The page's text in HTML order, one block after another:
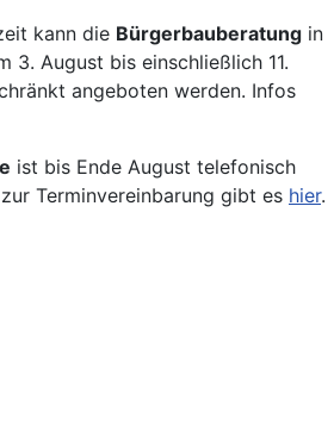
kann die Bürgerbauberatung in
3. August bis einschließlich 11.
angeboten werden. Infos
ist bis Ende August telefonisch
Terminvereinbarung gibt es hier.